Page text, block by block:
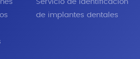
Servicio de identificación
de implantes dentales